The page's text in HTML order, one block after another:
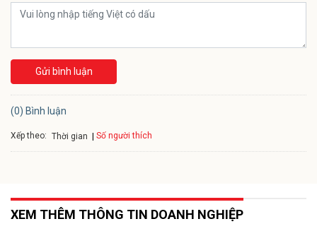
Gửi bình luận
(0) Bình luận
Xếp theo: Thời gian Số người thích
XEM THÊM THÔNG TIN DOANH NGHIỆP